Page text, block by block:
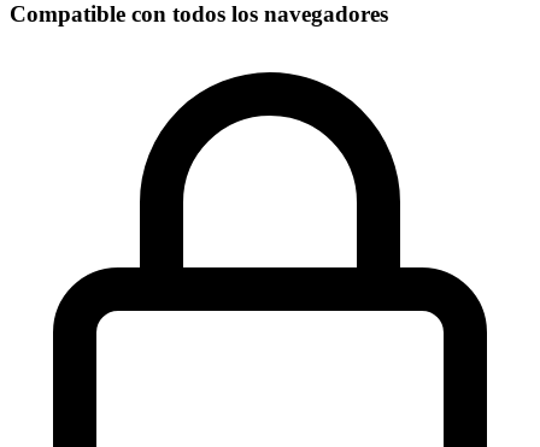
Compatible con todos los navegadores